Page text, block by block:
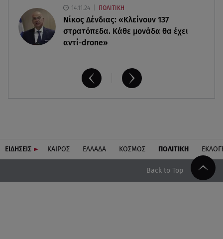
14.11.24 ΠΟΛΙΤΙΚΗ
Νίκος Δένδιας: «Κλείνουν 137
στρατόπεδα. Kάθε μονάδα θα έχει
αντί-drone»
ΕΙΔΗΣΕΙΣ ΚΑΙΡΟΣ ΕΛΛΑΔΑ ΚΟΣΜΟΣ ΠΟΛΙΤΙΚΗ
Back to Top